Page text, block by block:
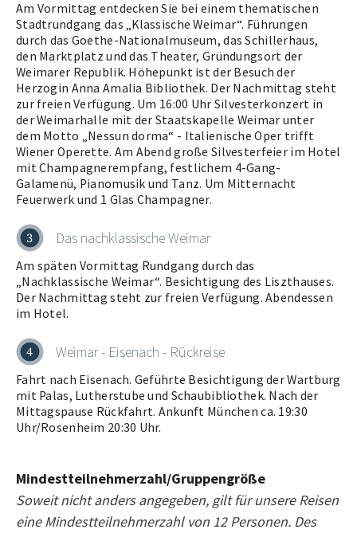
Am Vormittag entdecken Sie bei einem thematischen
Stadtrundgang das „Klassische Weimar“. Führungen
durch das Goethe-Nationalmuseum, das Schillerhaus,
den Marktplatz und das Theater, Gründungsort der
Weimarer Republik. Höhepunkt ist der Besuch der
Herzogin Anna Amalia Bibliothek. Der Nachmittag steht
zur freien Verfügung. Um 16:00 Uhr Silvesterkonzert in
der Weimarhalle mit der Staatskapelle Weimar unter
dem Motto „Nessun dorma“ - Italienische Oper trifft
Wiener Operette. Am Abend große Silvesterfeier im Hotel
mit Champagnerempfang, festlichem 4-Gang-
Galamenü, Pianomusik und Tanz. Um Mitternacht
Feuerwerk und 1 Glas Champagner.
3 Das nachklassische Weimar
Am späten Vormittag Rundgang durch das
„Nachklassische Weimar“. Besichtigung des Liszthauses.
Der Nachmittag steht zur freien Verfügung. Abendessen
im Hotel.
4 Weimar - Eisenach - Rückreise
Fahrt nach Eisenach. Geführte Besichtigung der Wartburg
mit Palas, Lutherstube und Schaubibliothek. Nach der
Mittagspause Rückfahrt. Ankunft München ca. 19:30
Uhr/Rosenheim 20:30 Uhr.
Mindestteilnehmerzahl/Gruppengröße
Soweit nicht anders angegeben, gilt für unsere Reisen
eine Mindestteilnehmerzahl von 12 Personen. Des